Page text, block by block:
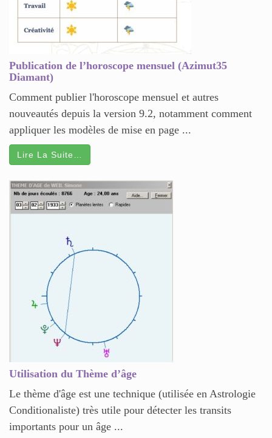
Publication de l’horoscope mensuel (Azimut35
Diamant)
Comment publier l'horoscope mensuel et autres
nouveautés depuis la version 9.2, notamment comment
appliquer les modèles de mise en page ...
Lire La Suite…
Utilisation du Thème d’âge
Le thème d'âge est une technique (utilisée en Astrologie
Conditionaliste) très utile pour détecter les transits
importants pour un âge ...